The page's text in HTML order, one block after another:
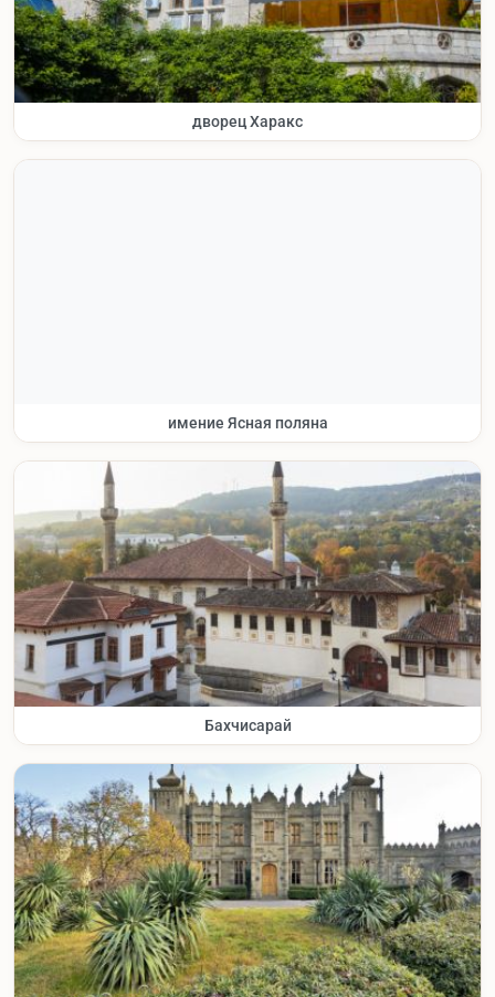
дворец Харакс
имение Ясная поляна
Бахчисарай